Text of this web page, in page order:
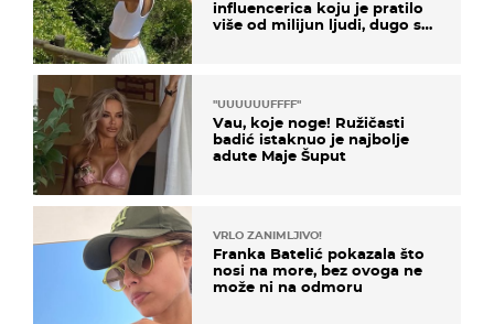
influencerica koju je pratilo
više od milijun ljudi, dugo se
"UUUUUUFFFF"
Vau, koje noge! Ružičasti
badić istaknuo je najbolje
adute Maje Šuput
VRLO ZANIMLJIVO!
Franka Batelić pokazala što
nosi na more, bez ovoga ne
može ni na odmoru